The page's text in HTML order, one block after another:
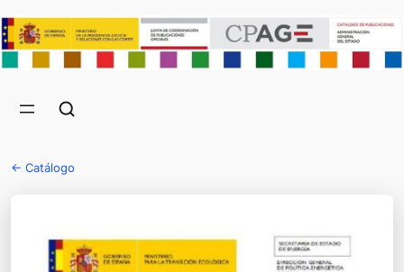
← Catálogo